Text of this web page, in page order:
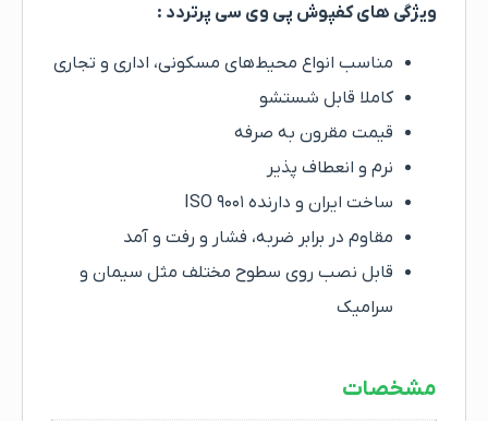
ویژگی های کفپوش پی وی سی پرتردد :
مناسب انواع محیط‌های مسکونی، اداری و تجاری
کاملا قابل شستشو
قیمت مقرون به صرفه
نرم و انعطاف پذیر
ساخت ایران و دارنده ISO ۹۰۰۱
مقاوم در برابر ضربه، فشار و رفت و آمد
قابل نصب روی سطوح مختلف مثل سیمان و
سرامیک
مشخصات